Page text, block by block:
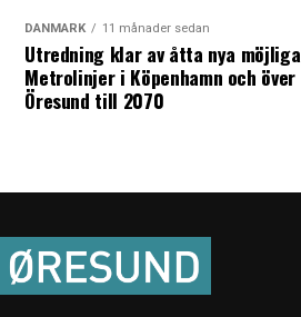
DANMARK 11 månader sedan
Utredning klar av åtta nya möjliga
Metrolinjer i Köpenhamn och över
Öresund till 2070